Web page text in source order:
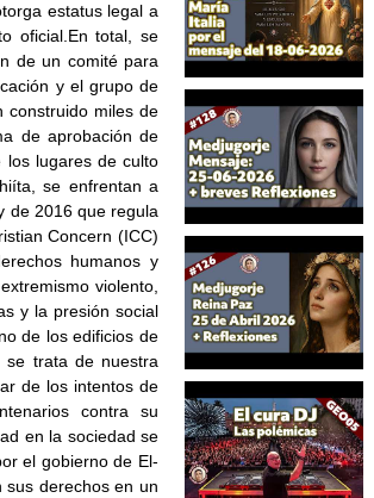
estatus legal a
oficial.En total, se
de un comité para
y el grupo de
construido miles de
de aprobación de
lugares de culto
se enfrentan a
de 2016 que regula
Concern (ICC)
humanos y
violento,
y la presión social
de los edificios de
se trata de nuestra
de los intentos de
contra su
en la sociedad se
el gobierno de El-
derechos en un